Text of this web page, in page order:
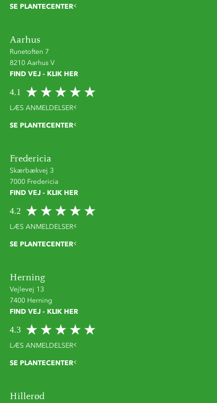
SE PLANTECENTER
Aarhus
Runetoften 7
8210 Aarhus V
FIND VEJ - KLIK HER
4.1
LÆS ANMELDELSER
SE PLANTECENTER
Fredericia
Skærbækvej 3
7000 Fredericia
FIND VEJ - KLIK HER
4.2
LÆS ANMELDELSER
SE PLANTECENTER
Herning
Vejlevej 13
7400 Herning
FIND VEJ - KLIK HER
4.3
LÆS ANMELDELSER
SE PLANTECENTER
Hillerød